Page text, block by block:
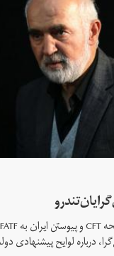
درباره لوایح پیشنهادی